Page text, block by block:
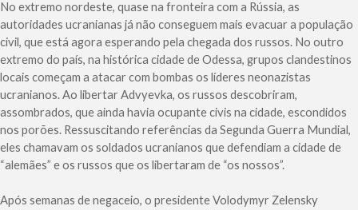
No extremo nordeste, quase na fronteira com a Rússia, as
autoridades ucranianas já não conseguem mais evacuar a população
civil, que está agora esperando pela chegada dos russos. No outro
extremo do país, na histórica cidade de Odessa, grupos clandestinos
locais começam a atacar com bombas os líderes neonazistas
ucranianos. Ao libertar Advyevka, os russos descobriram,
assombrados, que ainda havia ocupante civis na cidade, escondidos
nos porões. Ressuscitando referências da Segunda Guerra Mundial,
eles chamavam os soldados ucranianos que defendiam a cidade de
“alemães” e os russos que os libertaram de “os nossos”.
Após semanas de negaceio, o presidente Volodymyr Zelensky